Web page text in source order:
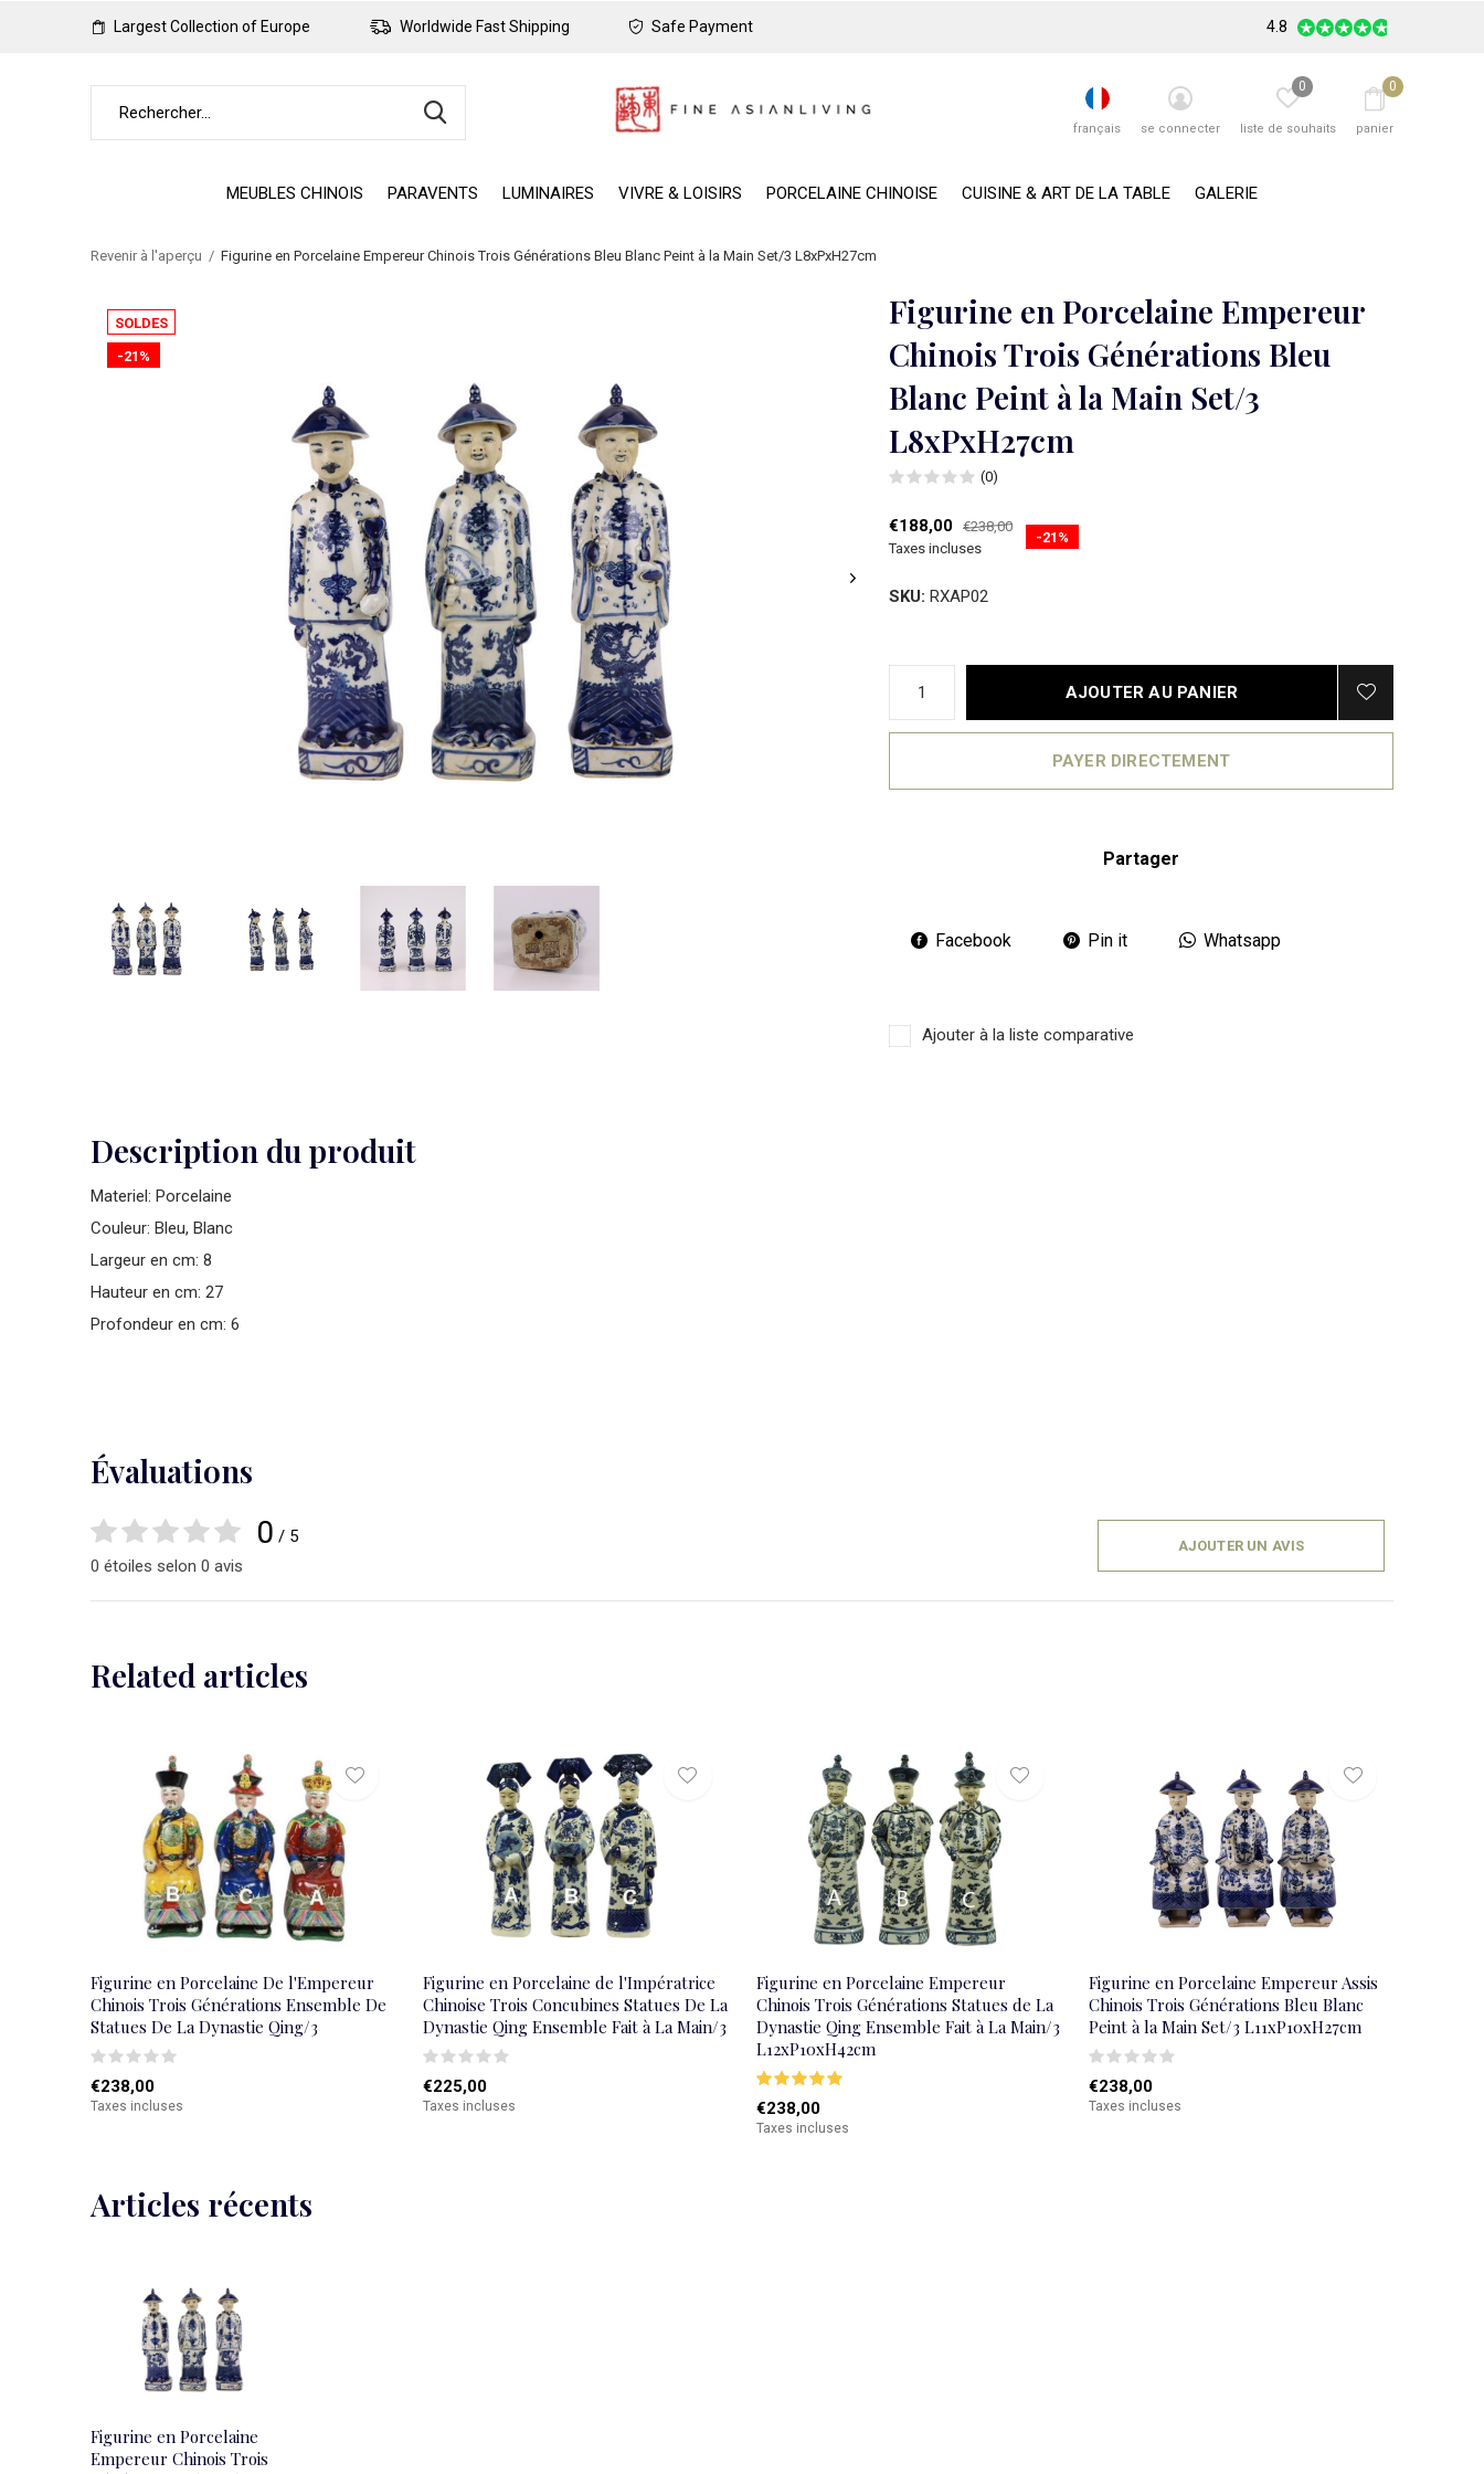
MEUBLES CHINOIS PARAVENTS LUMINAIRES VIVRE & LOISIRS PORCELAINE CHINOISE CUISINE & ART DE LA TABLE GALERIE
français se connecter liste de souhaits
0
panier
0
Largest Collection of Europe Worldwide Fast Shipping Safe Payment 4.8
Revenir à l'aperçu Figurine en Porcelaine Empereur Chinois Trois Générations Bleu Blanc Peint à la Main Set/3 L8xPxH27cm
SOLDES
-21%
Figurine en Porcelaine Empereur
Chinois Trois Générations Bleu
Blanc Peint à la Main Set/3
L8xPxH27cm
(0)
€188,00 €238,00
Taxes incluses
-21%
SKU: RXAP02
AJOUTER AU PANIER
PAYER DIRECTEMENT
Partager
Facebook Pin it Whatsapp
Ajouter à la liste comparative
Description du produit
Materiel: Porcelaine
Couleur: Bleu, Blanc
Largeur en cm: 8
Hauteur en cm: 27
Profondeur en cm: 6
Évaluations
0 / 5
0 étoiles selon 0 avis
AJOUTER UN AVIS
Related articles
Figurine en Porcelaine De l'Empereur
Chinois Trois Générations Ensemble De
Statues De La Dynastie Qing/3
€238,00
Taxes incluses
Figurine en Porcelaine de l'Impératrice
Chinoise Trois Concubines Statues De La
Dynastie Qing Ensemble Fait à La Main/3
€225,00
Taxes incluses
Figurine en Porcelaine Empereur
Chinois Trois Générations Statues de La
Dynastie Qing Ensemble Fait à La Main/3
L12xP10xH42cm
€238,00
Taxes incluses
Figurine en Porcelaine Empereur Assis
Chinois Trois Générations Bleu Blanc
Peint à la Main Set/3 L11xP10xH27cm
€238,00
Taxes incluses
Articles récents
Figurine en Porcelaine
Empereur Chinois Trois